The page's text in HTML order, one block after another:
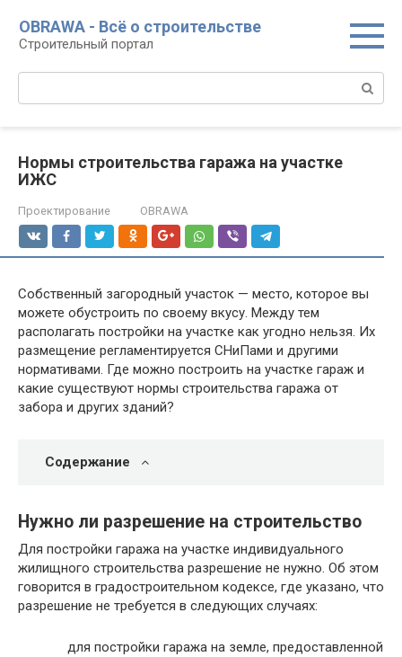
контенту
OBRAWA - Всё о строительстве
Строительный портал
Нормы строительства гаража на участке
ИЖС
Проектирование OBRAWA
Собственный загородный участок — место, которое вы
можете обустроить по своему вкусу. Между тем
располагать постройки на участке как угодно нельзя. Их
размещение регламентируется СНиПами и другими
нормативами. Где можно построить на участке гараж и
какие существуют нормы строительства гаража от
забора и других зданий?
Содержание
Нужно ли разрешение на строительство
Для постройки гаража на участке индивидуального
жилищного строительства разрешение не нужно. Об этом
говорится в градостроительном кодексе, где указано, что
разрешение не требуется в следующих случаях:
для постройки гаража на земле, предоставленной